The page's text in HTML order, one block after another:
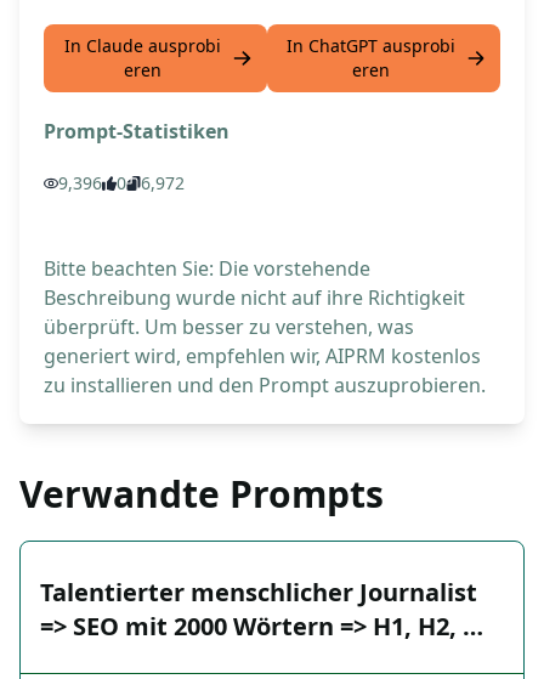
In Claude ausprobi
eren
In ChatGPT ausprobi
eren
Prompt-Statistiken
9,396 0 6,972
Bitte beachten Sie: Die vorstehende
Beschreibung wurde nicht auf ihre Richtigkeit
überprüft. Um besser zu verstehen, was
generiert wird, empfehlen wir, AIPRM kostenlos
zu installieren und den Prompt auszuprobieren.
Verwandte Prompts
Talentierter menschlicher Journalist
=> SEO mit 2000 Wörtern => H1, H2, …